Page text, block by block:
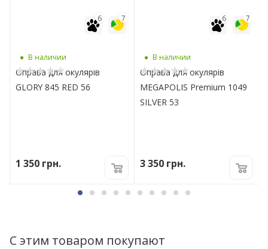
7
6
В наличии
Оправа для окулярів
GLORY 845 RED 56
1 350 грн.
7
6
В наличии
Оправа для окулярів
MEGAPOLIS Premium 1049
SILVER 53
3 350 грн.
С этим товаром покупают